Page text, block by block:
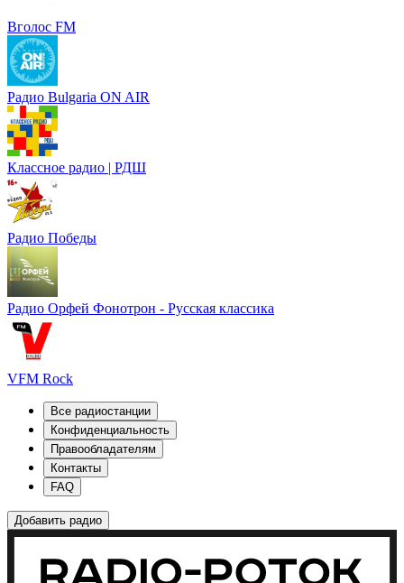
Вголос FM
Радио Bulgaria ON AIR
Классное радио | РДШ
Радио Победы
Радио Орфей Фонотрон - Русская классика
VFM Rock
Все радиостанции
Конфиденциальность
Правообладателям
Контакты
FAQ
Добавить радио